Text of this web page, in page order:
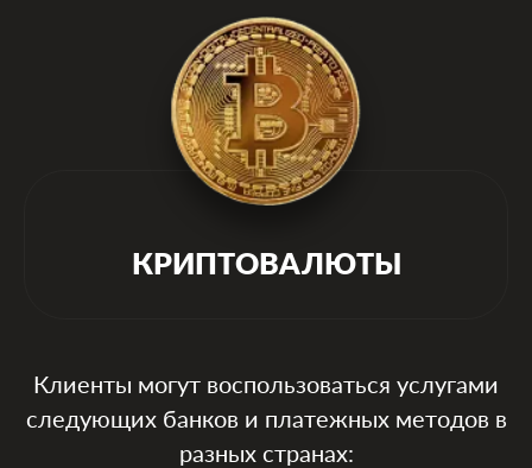
КРИПТОВАЛЮТЫ
Клиенты могут воспользоваться услугами
следующих банков и платежных методов в
разных странах: